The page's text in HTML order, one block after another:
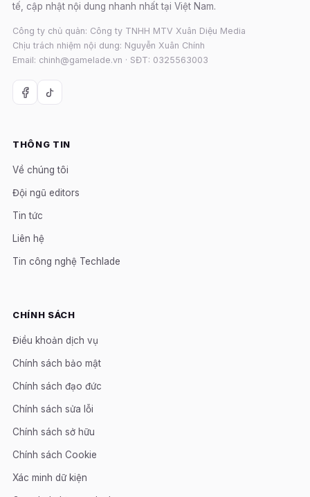
tế, cập nhật nội dung nhanh nhất tại Việt Nam.
Công ty chủ quản: Công ty TNHH MTV Xuân Diệu Media
Chịu trách nhiệm nội dung: Nguyễn Xuân Chính
Email: chinh@gamelade.vn · SĐT: 0325563003
THÔNG TIN
Về chúng tôi
Đội ngũ editors
Tin tức
Liên hệ
Tin công nghệ Techlade
CHÍNH SÁCH
Điều khoản dịch vụ
Chính sách bảo mật
Chính sách đạo đức
Chính sách sửa lỗi
Chính sách sở hữu
Chính sách Cookie
Xác minh dữ kiện